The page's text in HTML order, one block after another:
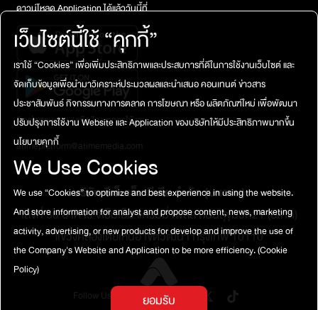
ดาวน์โหลด Application ได้แล้ววันนี้ที่
ติดต่อสอบถาม / แจ้งปัญหาการใช้งาน
atimeplatform@atimemedia.com
บริษัท จีเอ็มเอ็ม มีเดีย จำกัด (มหาชน)
เลขที่ 50 อาคาร จีเอ็มเอ็ม แกรมมี่ เพลส ถนนสุขุมวิท21 (อโศก)
แขวงคลองเตยเหนือ เขตวัฒนา กรุงเทพ 10110
Follow Us
เว็บไซต์นี้ใช้ “คุกกี้”
เราใช้ “Cookies” เพื่อเพิ่มประสิทธิภาพและประสบการที่ดีในการใช้งานเว็บไซต์ และ
จัดเก็บข้อมูลเพื่อนำมาวิเคราะห์ประมวลผลและนำเสนอ คอนเทนต์ ข่าวสาร
ประชาสัมพันธ์ กิจกรรมทางการตลาด การโฆษณา หรือ ผลิตภัณฑ์ใหม่ เพื่อพัฒนา
ปรับปรุงการใช้งาน Website และ Application ของบริษัทให้มีประสิทธิภาพมากขึ้น
นโยบายคุกกี้
We Use Cookies
We use “Cookies” to optimize and best experience in using the website.
And store information for analyst and propose content, news, marketing
activity, advertising, or new products for develop and improve the use of
the Company's Website and Application to be more efficiency.(Cookie
Policy)
ยอมรับ